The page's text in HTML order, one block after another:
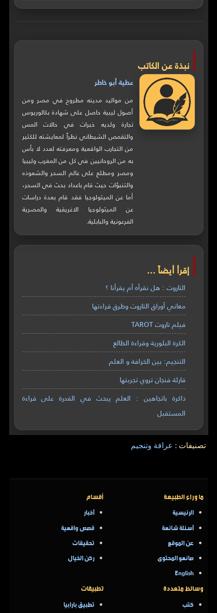
نبذة عن الكاتب
عطية أبو خاطر
من مواليد مدينه مطروح في مصر ومن
أصول ليبية حاصل على شهادة بكالوريوس
تجارة ولديه خبرات في حالات المس
والتقمص الشيطاني نظراً لمعايشته للكثير
من التجارب الواقعية ومعرفته لعدد لا بأس
به من الروحانيين في كل من المغرب وليبيا
ومصر ومطلع على عالم السحر والشعوذه
والتنبؤات حيث قام باعداد بحث في السحر،
أما عن الميثولوجيا فقد قام بعدة دراسات
عن الميثولوجيا الاغريقية والمصرية
الفرعونية والبابلية.
إقرأ أيضاً ...
التاروت : هل نقرأه أم يقرأنا ؟
معاني أوراق التاروت وطرق قراءتها
فيلم تاروت TAROT
الكرة البلورية وقراءة الطالع
التنجيم: بين الخرافة و العلم
قارئة فنجان تروي تجربتها
ذاكرة باتجاهين : العلم يبحث في القدرة على قراءة
المستقبل
تصنيفات : عرافة وتنجيم
ما وراء الطبيعة
الرئيسية
أسئلة شائعة
عن الموقع
صانعو المحتوى
English
أقسام
أخبار
قصص واقعية
تحقيقات
ركن الخيال
وسائط متعددة
كتب
تطبيقات
تطبيق بارابيا